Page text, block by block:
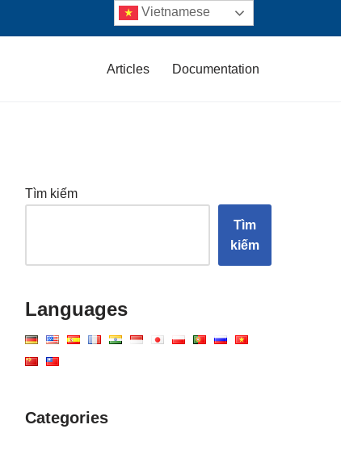
Articles Documentation
Tìm kiếm
Tìm
kiếm
Languages
Categories
Vietnamese